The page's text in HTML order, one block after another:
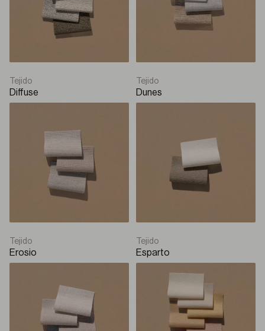
Enrollable con cajón Solar
Enrollable con cajón Solar
Tejido
Diffuse
Tejido
Dunes
Tejido
Erosio
Tejido
Esparto